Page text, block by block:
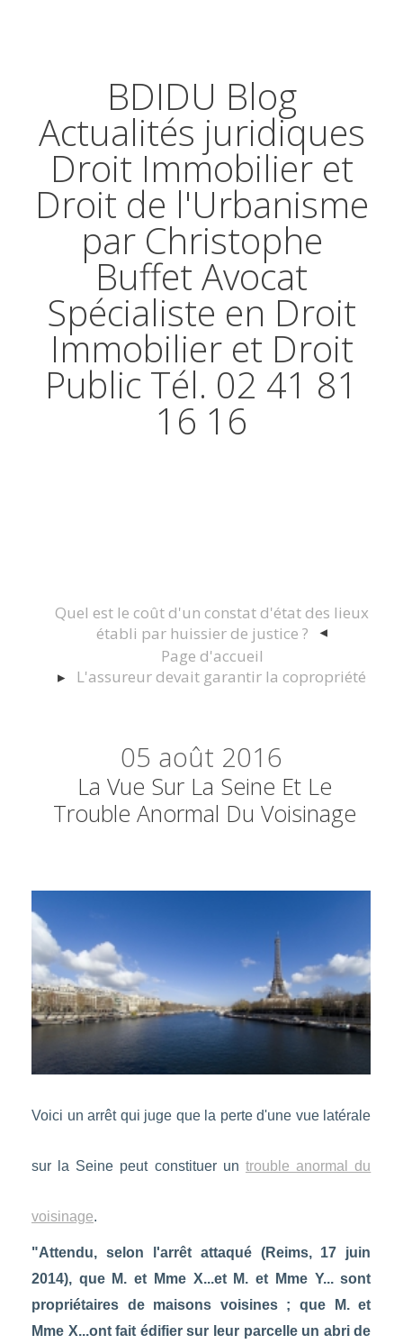
BDIDU Blog
Actualités juridiques
Droit Immobilier et
Droit de l'Urbanisme
par Christophe
Buffet Avocat
Spécialiste en Droit
Immobilier et Droit
Public Tél. 02 41 81
16 16
Quel est le coût d'un constat d'état des lieux
établi par huissier de justice ?
Page d'accueil
L'assureur devait garantir la copropriété
05 août 2016
La Vue Sur La Seine Et Le
Trouble Anormal Du Voisinage
Voici un arrêt qui juge que la perte d'une vue latérale
sur la Seine peut constituer un trouble anormal du
voisinage.
"Attendu, selon l'arrêt attaqué (Reims, 17 juin
2014), que M. et Mme X...et M. et Mme Y... sont
propriétaires de maisons voisines ; que M. et
Mme X...ont fait édifier sur leur parcelle un abri de